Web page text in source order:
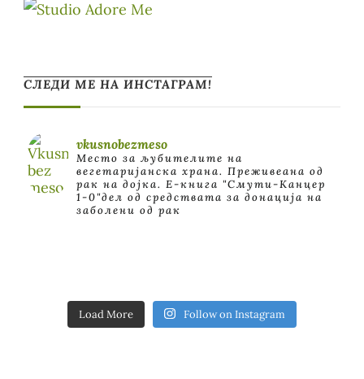
СЛЕДИ МЕ НА ИНСТАГРАМ!
vkusnobezmeso
Место за љубителите на
вегетаријанска храна. Преживеана од
рак на дојка. E-книга "Смути-Канцер
1-0"дел од средствата за донација на
заболени од рак
Load More Follow on Instagram